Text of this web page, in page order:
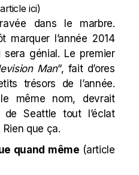
article ici)
dans le marbre.
marquer l’année 2014
sera génial. Le premier
Man“, fait d’ores
trésors de l’année.
même nom, devrait
Seattle tout l’éclat
Rien que ça.
quand même (article